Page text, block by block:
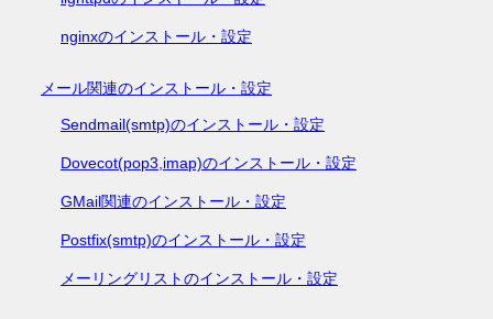
nginxのインストール・設定
メール関連のインストール・設定
Sendmail(smtp)のインストール・設定
Dovecot(pop3,imap)のインストール・設定
GMail関連のインストール・設定
Postfix(smtp)のインストール・設定
メーリングリストのインストール・設定